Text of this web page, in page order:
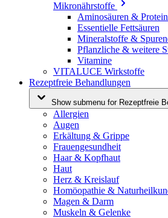
Mikronährstoffe
Aminosäuren &
Essentielle Fettsäuren
Mineralstoffe &
Pflanzliche & weitere
Vitamine
VITALUCE Wirkstoffe
Rezeptfreie Behandlungen
Show submenu for Rezeptfreie
Allergien
Augen
Erkältung & Grippe
Frauengesundheit
Haar & Kopfhaut
Haut
Herz & Kreislauf
Homöopathie &
Magen & Darm
Muskeln & Gelenke